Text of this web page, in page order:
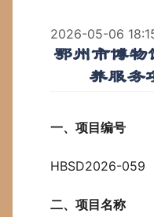
2026-05-06
鄂州市博物
养服务
一、项目编号
HBSD2026-059
二、项目名称